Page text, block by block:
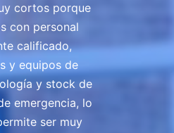
cortos porque
con personal
calificado,
y equipos de
y stock de
emergencia, lo
ser muy